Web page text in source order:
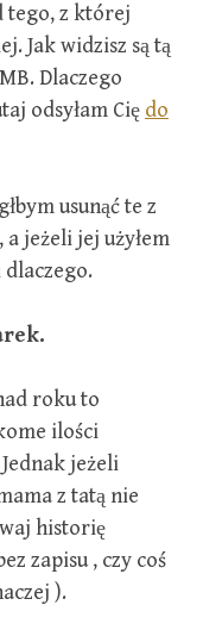
tego, z której
Jak widzisz są tą
Dlaczego
odsyłam Cię do
usunąć te z
jeżeli jej użyłem
roku to
ilości
jeżeli
z tatą nie
historię
zapisu , czy coś
).